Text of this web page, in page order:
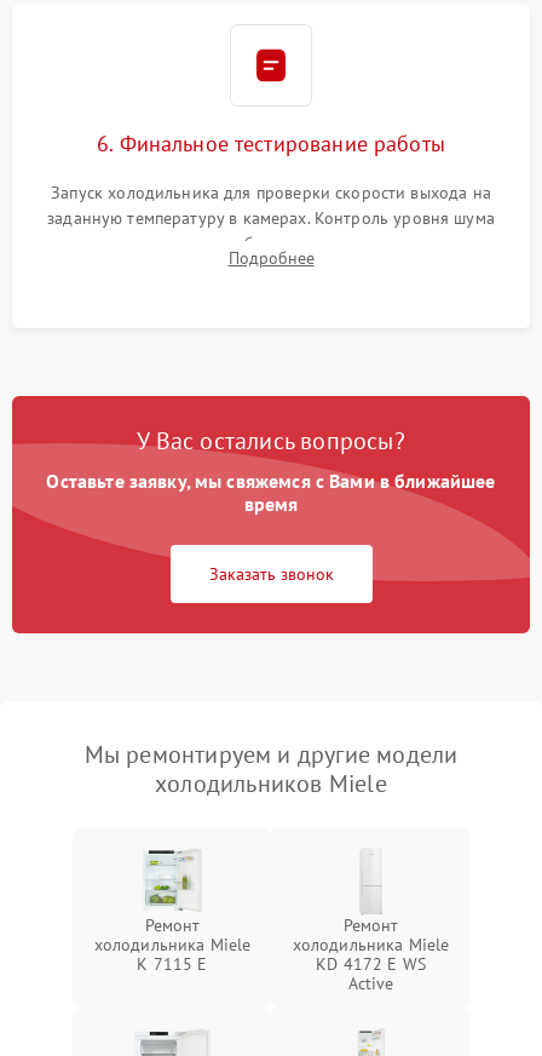
6. Финальное тестирование работы
Запуск холодильника для проверки скорости выхода на
заданную температуру в камерах. Контроль уровня шума
компрессора, отсутствия обмерзания стенок и корректного
срабатывания системы автоматической оттайки.
Подробнее
У Вас остались вопросы?
Оставьте заявку, мы свяжемся с Вами в ближайшее
время
Заказать звонок
Мы ремонтируем и другие модели
холодильников Miele
Ремонт
холодильника Miele
K 7115 E
Ремонт
холодильника Miele
KD 4172 E WS
Active